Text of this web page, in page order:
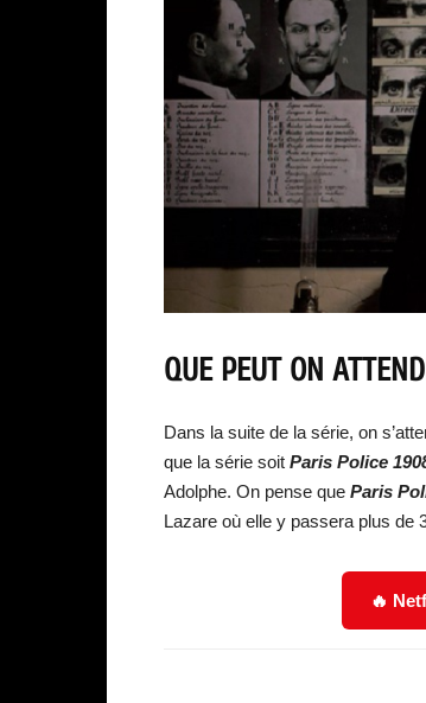
QUE PEUT ON
Dans la suite de la série, on
que la série soit Paris Police
Adolphe. On pense que Paris
Lazare où elle y passera plus de
🔥